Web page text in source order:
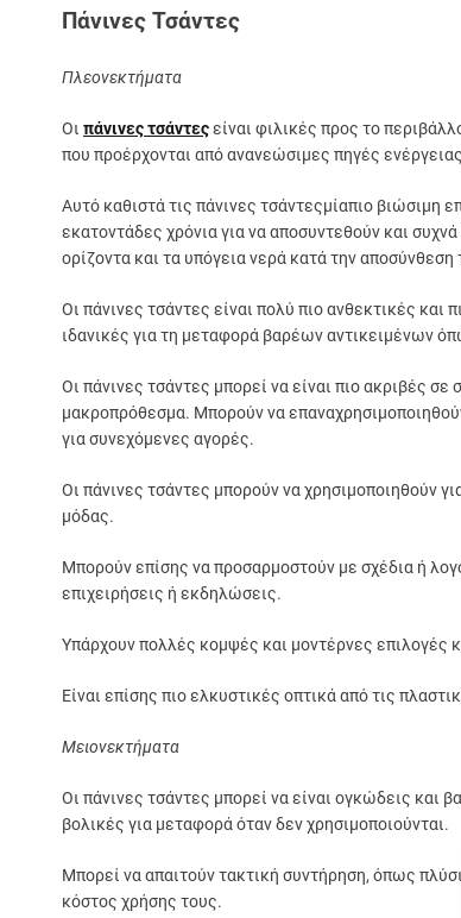
Πάνινες Τσάντες
Πλεονεκτήματα
Οι πάνινεςτσάντεςείναι φιλικές προς το
που προέρχονται από ανανεώσιμες πηγές
Αυτό καθιστά τις πάνινες τσάντεςμίαπιο βιώσιμη
εκατοντάδες χρόνια για να αποσυντεθούν και
ορίζοντα και τα υπόγεια νερά κατά την
Οι πάνινες τσάντες είναι πολύ πιο ανθεκτικές και
ιδανικές για τη μεταφορά βαρέων αντικειμένων
Οι πάνινες τσάντες μπορεί να είναι πιο ακριβές
μακροπρόθεσμα. Μπορούν να
για συνεχόμενες αγορές.
Οι πάνινες τσάντες μπορούν να χρησιμοποιηθούν
μόδας.
Μπορούν επίσης να προσαρμοστούν με σχέδια ή
επιχειρήσεις ή εκδηλώσεις.
Υπάρχουν πολλές κομψές και μοντέρνες επιλογές
Είναι επίσης πιο ελκυστικές οπτικά από τις
Μειονεκτήματα
Οι πάνινες τσάντες μπορεί να είναι ογκώδεις και
βολικές για μεταφορά όταν δεν χρησιμοποιούνται.
Μπορεί να απαιτούν τακτική συντήρηση, όπως
κόστος χρήσης τους.